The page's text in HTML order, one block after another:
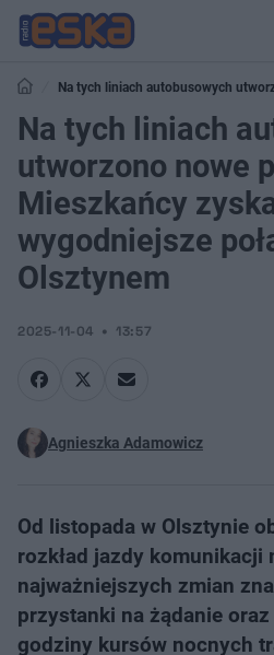
Na tych liniach autobusowych
zyskali wygodniejsze połączenie z
Na tych liniach
utworzono nowe
Mieszkańcy
wygodniejsze
Olsztynem
2025-11-04 13:57
Agnieszka Adamowicz
Od listopada w Olsztynie
rozkład jazdy komunikacji
najważniejszych zmian
przystanki na żądanie
godziny kursów nocnych